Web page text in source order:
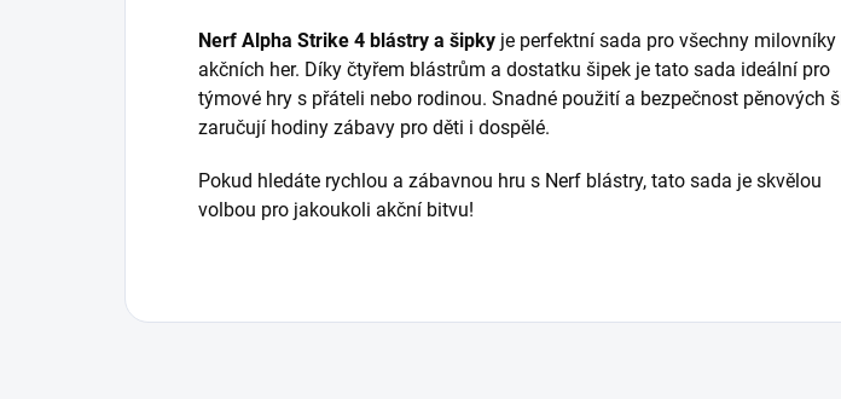
Nerf Alpha Strike 4 blástry a šipky je perfektní sada pro všechny milovníky
akčních her. Díky čtyřem blástrům a dostatku šipek je tato sada ideální pro
týmové hry s přáteli nebo rodinou. Snadné použití a bezpečnost pěnových
zaručují hodiny zábavy pro děti i dospělé.
Pokud hledáte rychlou a zábavnou hru s Nerf blástry, tato sada je skvělou
volbou pro jakoukoli akční bitvu!